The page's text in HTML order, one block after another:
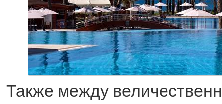
Также между